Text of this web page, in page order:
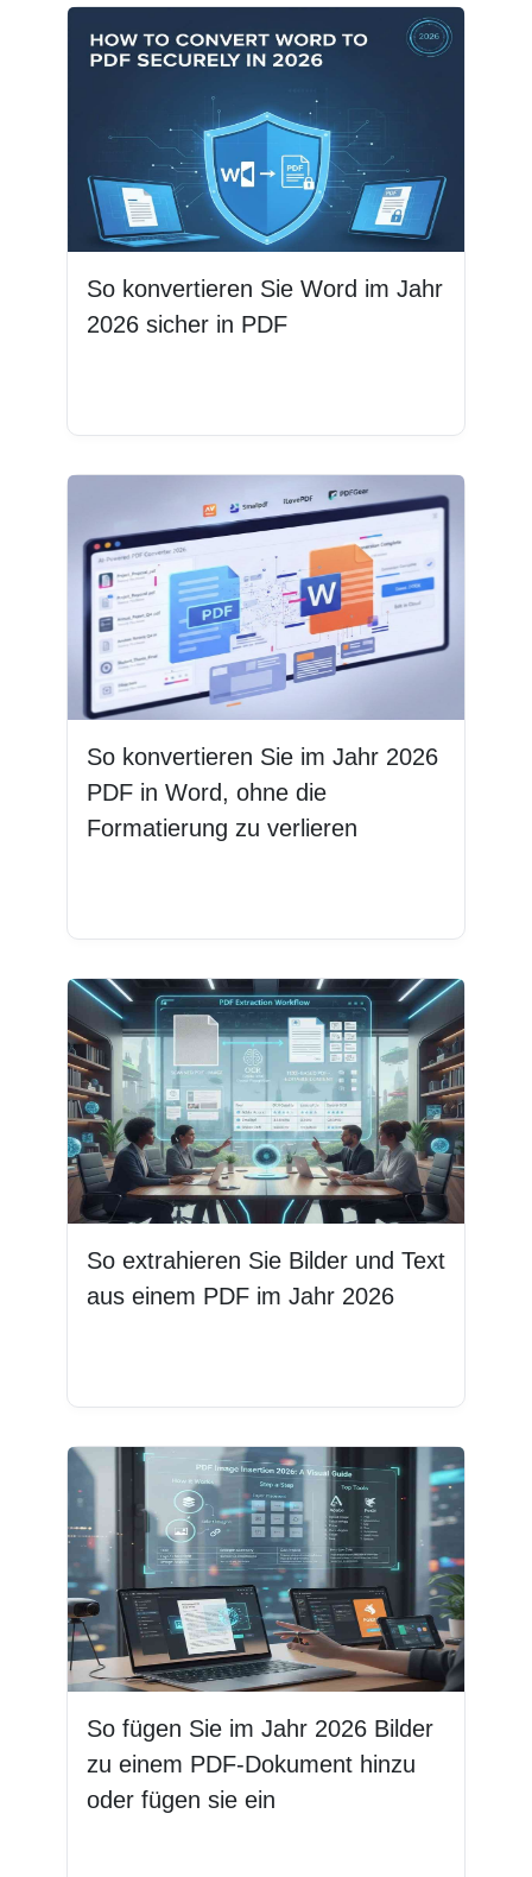
So konvertieren Sie Word im Jahr
2026 sicher in PDF
So konvertieren Sie im Jahr 2026
PDF in Word, ohne die
Formatierung zu verlieren
So extrahieren Sie Bilder und Text
aus einem PDF im Jahr 2026
So fügen Sie im Jahr 2026 Bilder
zu einem PDF-Dokument hinzu
oder fügen sie ein